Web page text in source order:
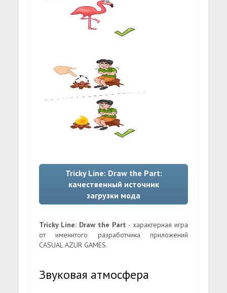
Tricky Line: Draw the Part:
качественный источник
загрузки мода
Tricky Line: Draw the Part - характерная игра
от именитого разработчика приложений
CASUAL AZUR GAMES.
Звуковая атмосфера